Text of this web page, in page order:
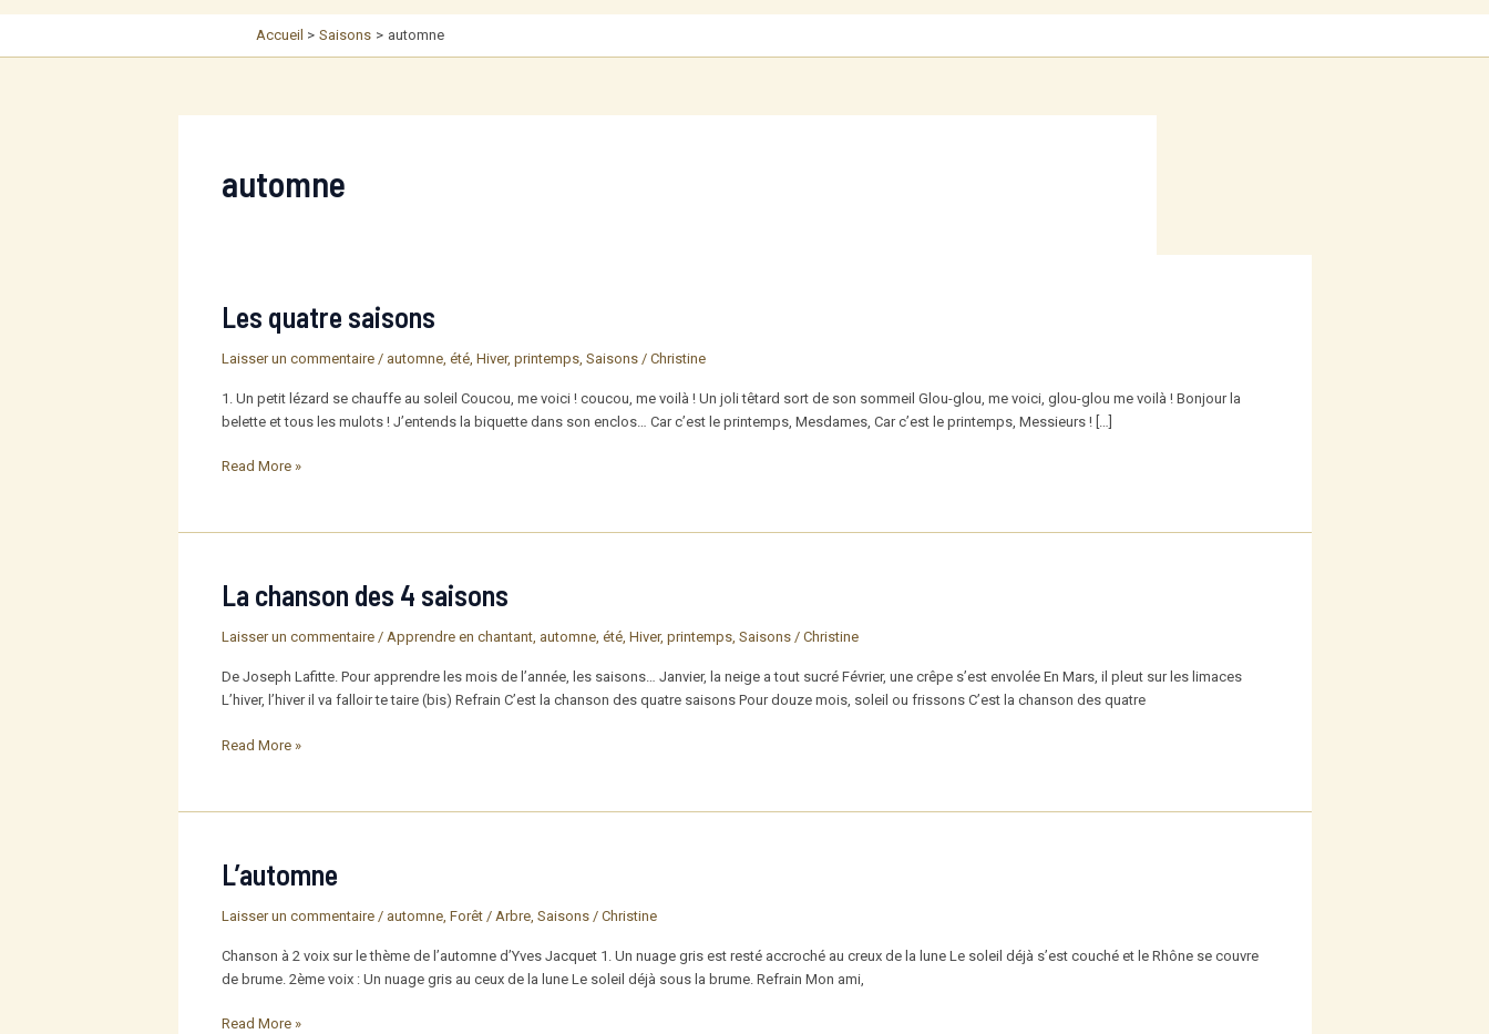
Accueil Saisons automne
automne
Les quatre saisons
Laisser un commentaire / automne, été, Hiver, printemps, Saisons/ Christine
1. Un petit lézard se chauffe au soleil Coucou, me voici ! coucou, me voilà ! Un joli têtard sort de son sommeil Glou-glou, me voici, glou-glou me voilà ! Bonjour la
belette et tous les mulots ! J’entends la biquette dans son enclos… Car c’est le printemps, Mesdames, Car c’est le printemps, Messieurs ! […]
Les
Read More »
La chanson des 4 saisons
Laisser un commentaire / Apprendre en chantant, automne, été, Hiver, printemps, Saisons/ Christine
De Joseph Lafitte. Pour apprendre les mois de l’année, les saisons… Janvier, la neige a tout sucré Février, une crêpe s’est envolée En Mars, il pleut sur les limaces
L’hiver, l’hiver il va falloir te taire (bis) Refrain C’est la chanson des quatre saisons Pour douze mois, soleil ou frissons C’est la chanson des quatre
La
4
Read More »
L’automne
Laisser un commentaire / automne, Forêt / Arbre, Saisons/ Christine
Chanson à 2 voix sur le thème de l’automne d’Yves Jacquet 1. Un nuage gris est resté accroché au creux de la lune Le soleil déjà s’est couché et le Rhône se couvre
de brume. 2ème voix : Un nuage gris au ceux de la lune Le soleil déjà sous la brume. Refrain Mon ami,
L’automne
Read More »